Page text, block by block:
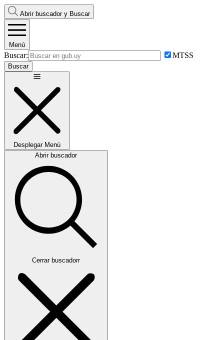
Abrir buscador y Buscar
Menú
Buscar: MTSS
Buscar
Desplegar Menú
Abrir buscador
Cerrar buscadorr